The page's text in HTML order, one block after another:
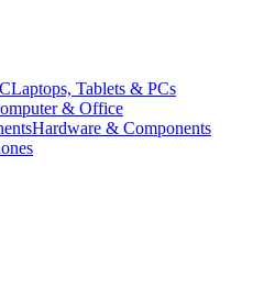
Laptops, Tablets & PCs
& Office
Hardware & Components